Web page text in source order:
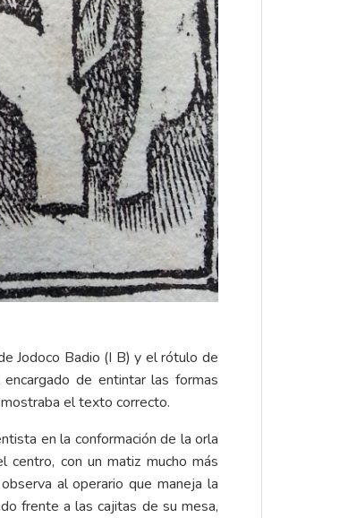
Jodoco Badio (I B) y el rótulo de
de entintar las formas
el texto correcto.
en la conformación de la orla
centro, con un matiz mucho más
al operario que maneja la
frente a las cajitas de su mesa,